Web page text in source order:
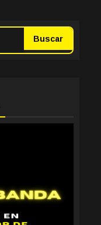
Buscar